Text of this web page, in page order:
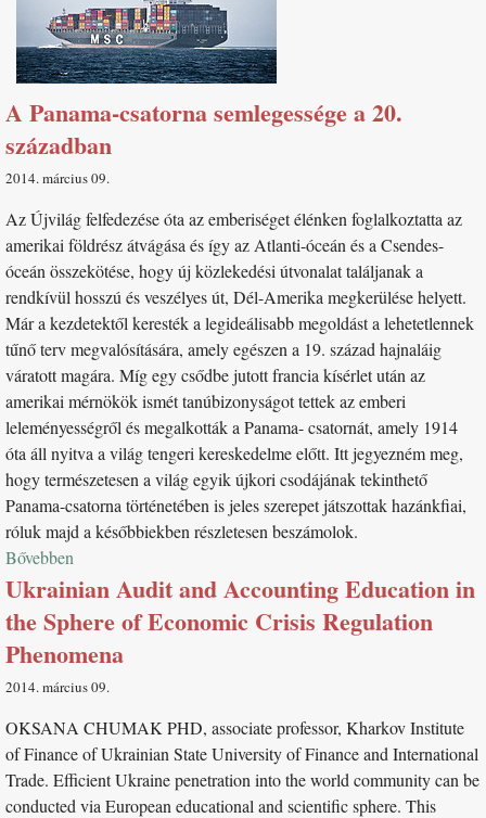
A Panama-csatorna semlegessége a 20.
században
2014. március 09
Az Újvilág felfedezése óta az emberiséget élénken foglalkoztatta az
amerikai földrész átvágása és így az Atlanti-óceán és a Csendes-
óceán összekötése, hogy új közlekedési útvonalat találjanak a
rendkívül hosszú és veszélyes út, Dél-Amerika megkerülése helyett.
Már a kezdetektől keresték a legideálisabb megoldást a lehetetlennek
tűnő terv megvalósítására, amely egészen a 19. század hajnaláig
váratott magára. Míg egy csődbe jutott francia kísérlet után az
amerikai mérnökök ismét tanúbizonyságot tettek az emberi
leleményességről és megalkották a Panama- csatornát, amely 1914
óta áll nyitva a világ tengeri kereskedelme előtt. Itt jegyezném meg,
hogy természetesen a világ egyik újkori csodájának tekinthető
Panama-csatorna történetében is jeles szerepet játszottak hazánkfiai,
róluk majd a későbbiekben részletesen beszámolok.
Bővebben
Ukrainian Audit and Accounting Education in
the Sphere of Economic Crisis Regulation
Phenomena
2014. március 09
OKSANA CHUMAK PHD, associate professor, Kharkov Institute
of Finance of Ukrainian State University of Finance and International
Trade. Efficient Ukraine penetration into the world community can be
conducted via European educational and scientific sphere. This